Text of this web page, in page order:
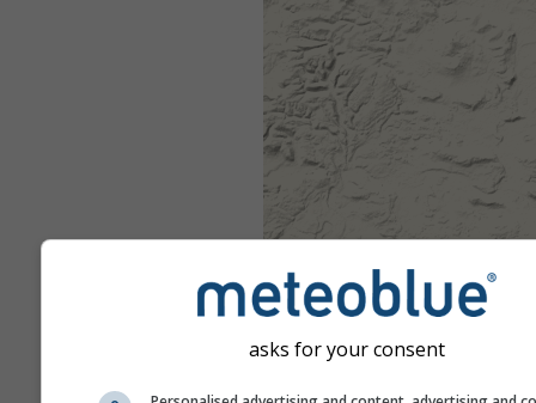
asks for your consent